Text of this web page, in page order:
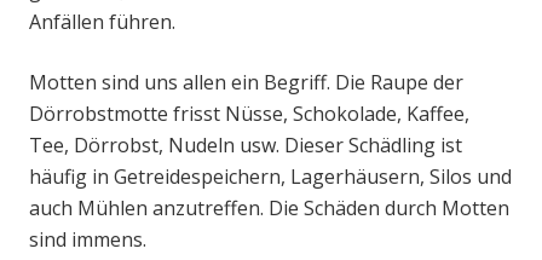
Anfällen führen.
Motten sind uns allen ein Begriff. Die Raupe der
Dörrobstmotte frisst Nüsse, Schokolade, Kaffee,
Tee, Dörrobst, Nudeln usw. Dieser Schädling ist
häufig in Getreidespeichern, Lagerhäusern, Silos und
auch Mühlen anzutreffen. Die Schäden durch Motten
sind immens.